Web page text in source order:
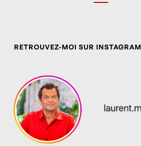
RETROUVEZ-MOI SUR INSTAGRAM